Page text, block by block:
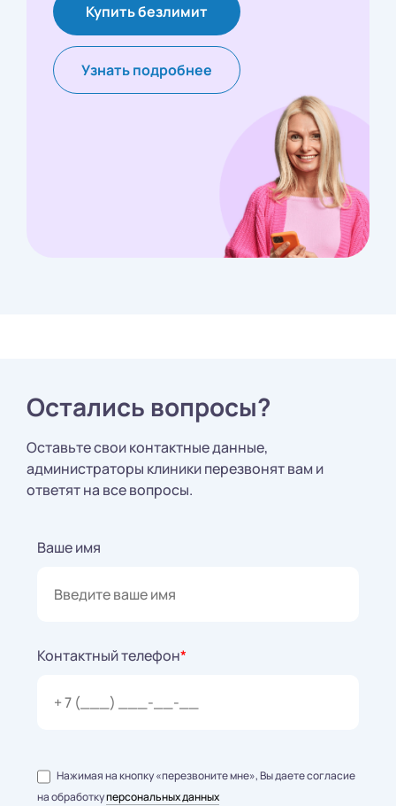
Купить безлимит
Узнать подробнее
Остались вопросы?
Оставьте свои контактные данные,
администраторы клиники перезвонят вам и
ответят на все вопросы.
Ваше имя
Контактный телефон*
Нажимая на кнопку «перезвоните мне», Вы даете согласие
на обработкуперсональных данных